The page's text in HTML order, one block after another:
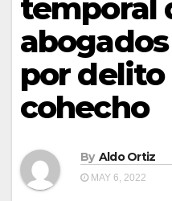
temporal
por delito
cohecho
By Aldo Ortiz
MAY 6, 2022